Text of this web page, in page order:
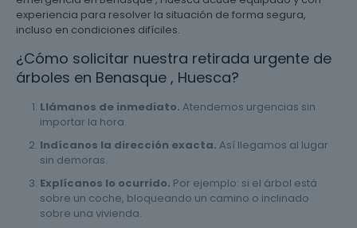
experiencia para resolver la situación de forma segura,
incluso en condiciones difíciles.
¿Cómo solicitar nuestra retirada urgente de
árboles en Benasque , Huesca?
Llámanos de inmediato. Atendemos urgencias sin
importar la hora.
Indícanos la dirección exacta. Así llegamos al lugar
sin demoras.
Explícanos lo ocurrido. Por ejemplo: si el árbol está
sobre un coche, bloqueando un camino o inclinado
sobre una vivienda.